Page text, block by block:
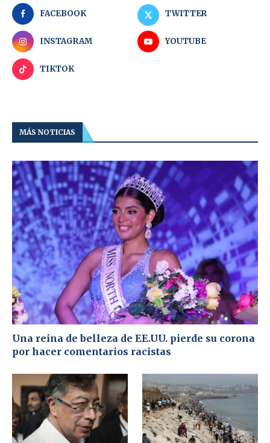
FACEBOOK TWITTER
INSTAGRAM YOUTUBE
TIKTOK
MÁS NOTICIAS
Una reina de belleza de EE.UU. pierde su corona
por hacer comentarios racistas